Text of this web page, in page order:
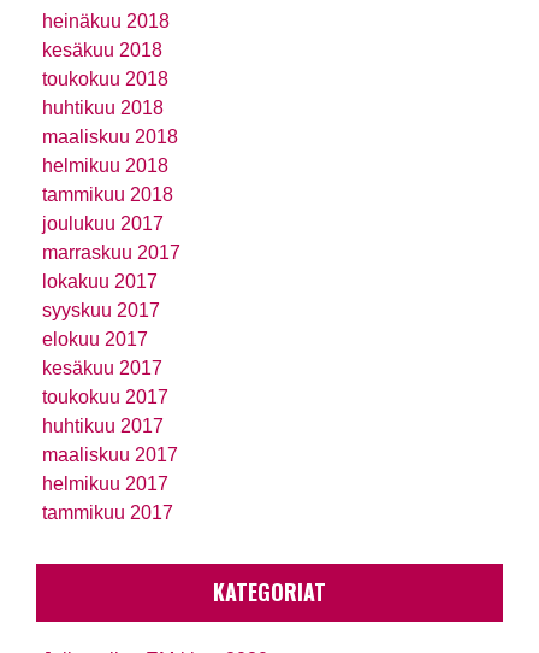
heinäkuu 2018
kesäkuu 2018
toukokuu 2018
huhtikuu 2018
maaliskuu 2018
helmikuu 2018
tammikuu 2018
joulukuu 2017
marraskuu 2017
lokakuu 2017
syyskuu 2017
elokuu 2017
kesäkuu 2017
toukokuu 2017
huhtikuu 2017
maaliskuu 2017
helmikuu 2017
tammikuu 2017
KATEGORIAT